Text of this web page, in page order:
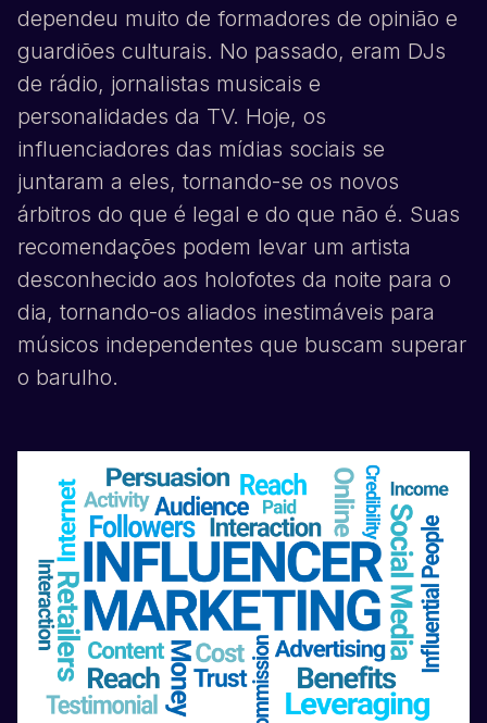
dependeu muito de formadores de opinião e
guardiões culturais. No passado, eram DJs
de rádio, jornalistas musicais e
personalidades da TV. Hoje, os
influenciadores das mídias sociais se
juntaram a eles, tornando-se os novos
árbitros do que é legal e do que não é. Suas
recomendações podem levar um artista
desconhecido aos holofotes da noite para o
dia, tornando-os aliados inestimáveis para
músicos independentes que buscam superar
o barulho.